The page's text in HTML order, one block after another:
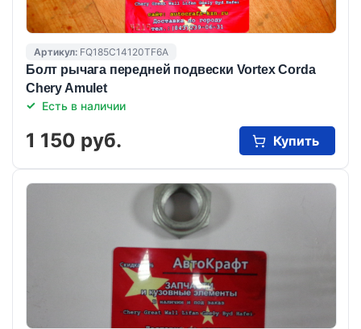
Артикул: FQ185C14120TF6A
Болт рычага передней подвески Vortex Corda
Chery Amulet
Есть в наличии
1 150 руб. Купить